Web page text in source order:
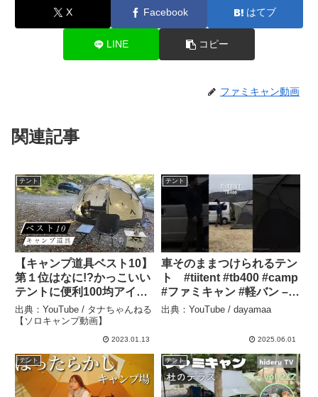
X Facebook はてブ
LINE コピー
ファミキャン動画
関連記事
テント
【キャンプ道具ベスト10】
第１位はなに!?かっこいい
テントに便利100均アイテ
ム登場🏕冬キャンプ🔥後編
– タナちゃんねる【ソロキ
出典：YouTube / タナちゃんねる
【ソロキャンプ動画】
2023.01.13
テント
車そのままつけられるテン
ト #tiitent #tb400 #camp
#ファミキャン #軽バン –
dayamaa
出典：YouTube / dayamaa
2025.06.01
テント テント